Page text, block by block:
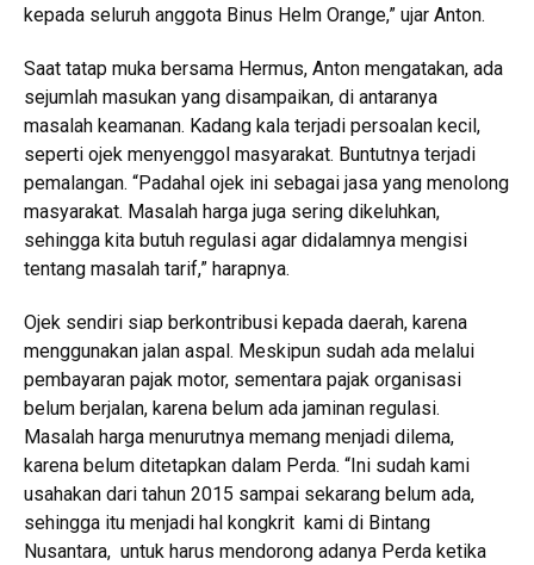
kepada seluruh anggota Binus Helm Orange,” ujar Anton.
Saat tatap muka bersama Hermus, Anton mengatakan, ada
sejumlah masukan yang disampaikan, di antaranya
masalah keamanan. Kadang kala terjadi persoalan kecil,
seperti ojek menyenggol masyarakat. Buntutnya terjadi
pemalangan. “Padahal ojek ini sebagai jasa yang menolong
masyarakat. Masalah harga juga sering dikeluhkan,
sehingga kita butuh regulasi agar didalamnya mengisi
tentang masalah tarif,” harapnya.
Ojek sendiri siap berkontribusi kepada daerah, karena
menggunakan jalan aspal. Meskipun sudah ada melalui
pembayaran pajak motor, sementara pajak organisasi
belum berjalan, karena belum ada jaminan regulasi.
Masalah harga menurutnya memang menjadi dilema,
karena belum ditetapkan dalam Perda. “Ini sudah kami
usahakan dari tahun 2015 sampai sekarang belum ada,
sehingga itu menjadi hal kongkrit kami di Bintang
Nusantara, untuk harus mendorong adanya Perda ketika